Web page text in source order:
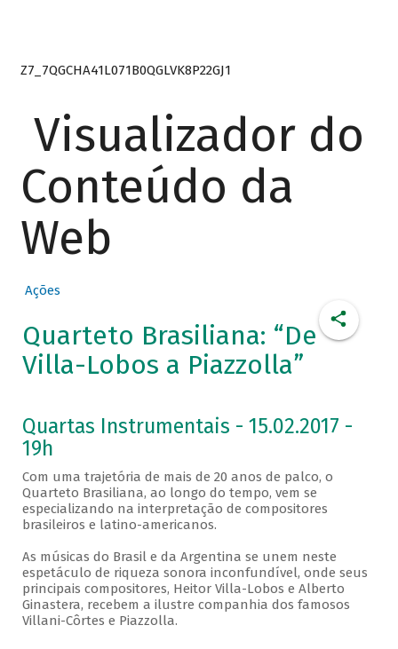
Z7_7QGCHA41L071B0QGLVK8P22GJ1
Visualizador do
Conteúdo da
Web
Ações
Quarteto Brasiliana: “De
Villa-Lobos a Piazzolla”
Quartas Instrumentais - 15.02.2017 -
19h
Com uma trajetória de mais de 20 anos de palco, o
Quarteto Brasiliana, ao longo do tempo, vem se
especializando na interpretação de compositores
brasileiros e latino-americanos.
As músicas do Brasil e da Argentina se unem neste
espetáculo de riqueza sonora inconfundível, onde seus
principais compositores, Heitor Villa-Lobos e Alberto
Ginastera, recebem a ilustre companhia dos famosos
Villani-Côrtes e Piazzolla.